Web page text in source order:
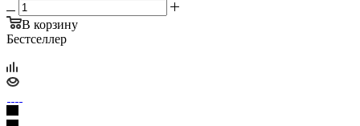
В корзину
Бестселлер